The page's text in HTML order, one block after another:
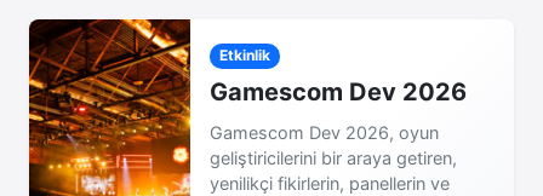
Etkinlik
Gamescom Dev 2026
Gamescom Dev 2026, oyun
geliştiricilerini bir araya getiren,
yenilikçi fikirlerin, panellerin ve